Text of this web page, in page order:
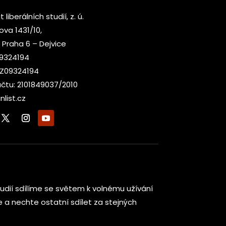
liberálních studií, z. ú.
1431/10,
Praha 6 – Dejvice
2101849037/2010
sdílíme se světem k volnému užívání
a nechte ostatní sdílet za stejných